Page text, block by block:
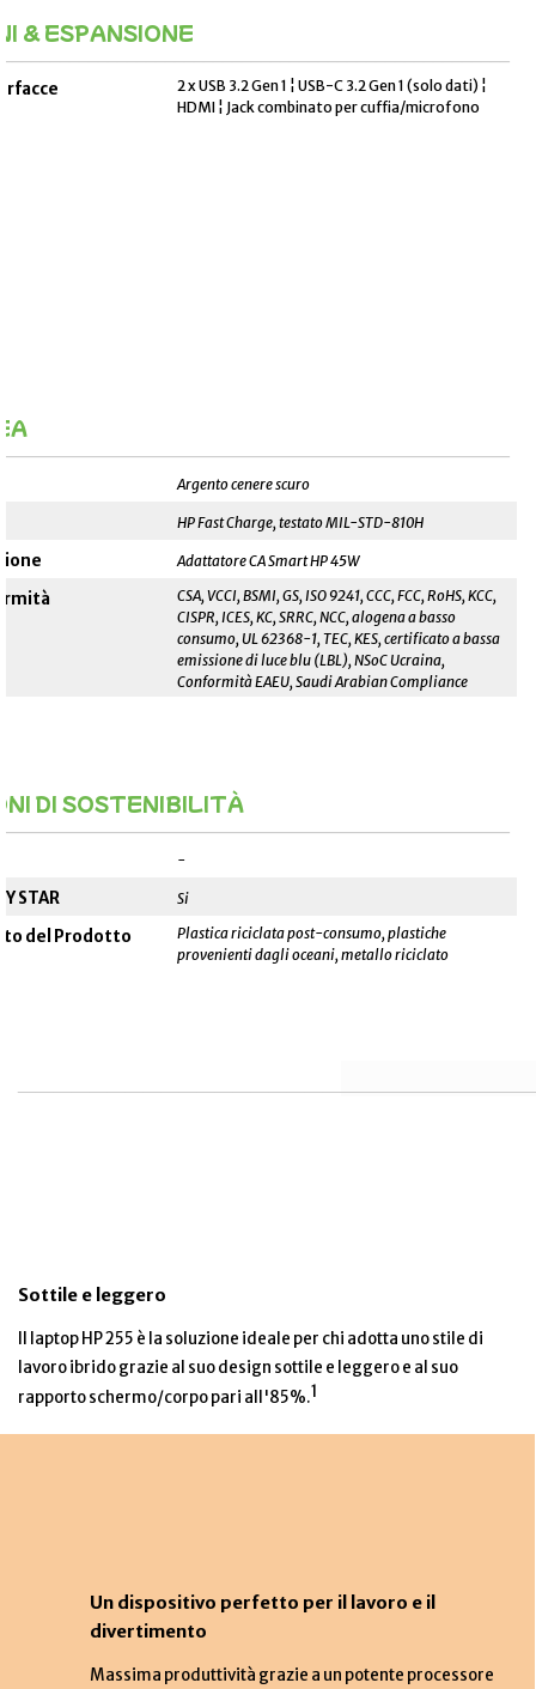
& ESPANSIONE
2 x USB 3.2 Gen 1 ¦ USB-C 3.2 Gen 1 (solo dati) ¦
HDMI ¦ Jack combinato per cuffia/microfono
Argento cenere scuro
HP Fast Charge, testato MIL-STD-810H
Adattatore CA Smart HP 45W
CSA, VCCI, BSMI, GS, ISO 9241, CCC, FCC, RoHS, KCC,
CISPR, ICES, KC, SRRC, NCC, alogena a basso
consumo, UL 62368-1, TEC, KES, certificato a bassa
emissione di luce blu (LBL), NSoC Ucraina,
Conformità EAEU, Saudi Arabian Compliance
DI SOSTENIBILITÀ
-
STAR Si
del Prodotto
Plastica riciclata post-consumo, plastiche
provenienti dagli oceani, metallo riciclato
Sottile e leggero
Il laptop HP 255 è la soluzione ideale per chi adotta uno stile di
lavoro ibrido grazie al suo design sottile e leggero e al suo
rapporto schermo/corpo pari all'85%.1
Un dispositivo perfetto per il lavoro e il
divertimento
Massima produttività grazie a un potente processore